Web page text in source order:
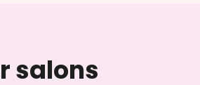
salons